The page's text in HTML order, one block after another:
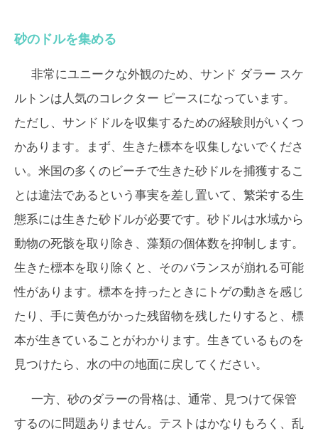
砂のドルを集める
非常にユニークな外観のため、サンド ダラー スケ
ルトンは人気のコレクター ピースになっています。
ただし、サンドドルを収集するための経験則がいくつ
かあります。まず、生きた標本を収集しないでくださ
い。米国の多くのビーチで生きた砂ドルを捕獲するこ
とは違法であるという事実を差し置いて、繁栄する生
態系には生きた砂ドルが必要です。砂ドルは水域から
動物の死骸を取り除き、藻類の個体数を抑制します。
生きた標本を取り除くと、そのバランスが崩れる可能
性があります。標本を持ったときにトゲの動きを感じ
たり、手に黄色がかった残留物を残したりすると、標
本が生きていることがわかります。生きているものを
見つけたら、水の中の地面に戻してください。
一方、砂のダラーの骨格は、通常、見つけて保管
するのに問題ありません。テストはかなりもろく、乱